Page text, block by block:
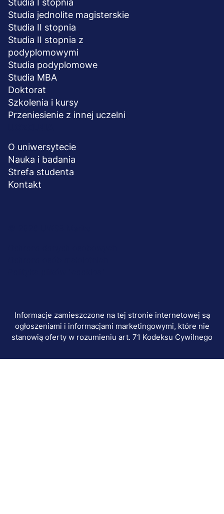
Studia I stopnia
Studia jednolite magisterskie
Studia II stopnia
Studia II stopnia z
podyplomowymi
Studia podyplomowe
Studia MBA
Doktorat
Szkolenia i kursy
Przeniesienie z innej uczelni
O uniwersytecie
Nauka i badania
Strefa studenta
Kontakt
Informacje zamieszczone na tej stronie internetowej są
ogłoszeniami i informacjami marketingowymi, które nie
stanowią oferty w rozumieniu art. 71 Kodeksu Cywilnego